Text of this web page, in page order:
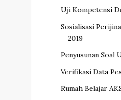
Uji Kompetensi
Sosialisasi
2019
Penyusunan Soal
Verifikasi Data
Rumah Belajar